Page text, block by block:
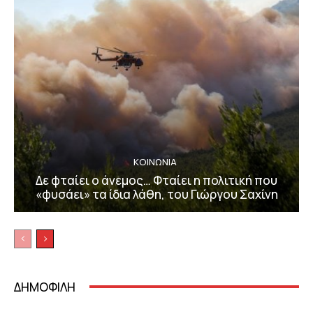
ΚΟΙΝΩΝΙΑ
Δε φταίει ο άνεμος… Φταίει η πολιτική που
«φυσάει» τα ίδια λάθη, του Γιώργου Σαχίνη
ΔΗΜΟΦΙΛΗ